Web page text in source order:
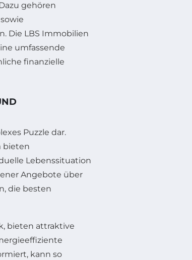
gehören
Die LBS Immobilien
umfassende
finanzielle
Puzzle dar.
bieten
Lebenssituation
Angebote über
die besten
bieten attraktive
kann so